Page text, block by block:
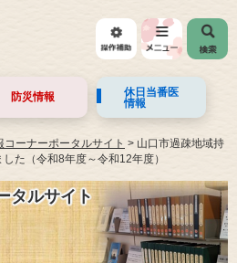
防災情報
休日当番医
情報
コーナーポータルサイト > 山口市過疎地域持
た（令和8年度～令和12年度）
タルサイト